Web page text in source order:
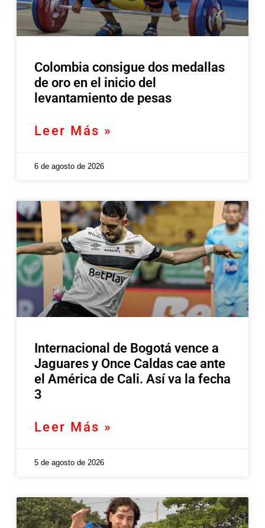
Colombia consigue dos medallas
de oro en el inicio del
levantamiento de pesas
Leer Más »
6 de agosto de 2026
Internacional de Bogotá vence a
Jaguares y Once Caldas cae ante
el América de Cali. Así va la fecha
3
Leer Más »
5 de agosto de 2026